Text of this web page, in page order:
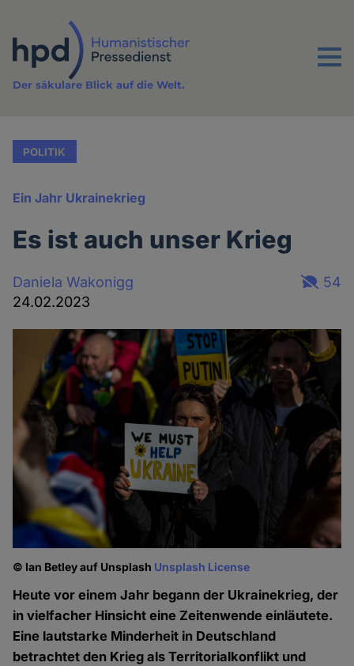
Inhalt
Menu
Der säkulare Blick auf die Welt.
POLITIK
Ein Jahr Ukrainekrieg
Es ist auch unser Krieg
Daniela Wakonigg
24.02.2023
54
© Ian Betley auf Unsplash Unsplash License
Heute vor einem Jahr begann der Ukrainekrieg, der
in vielfacher Hinsicht eine Zeitenwende einläutete.
Eine lautstarke Minderheit in Deutschland
betrachtet den Krieg als Territorialkonflikt und